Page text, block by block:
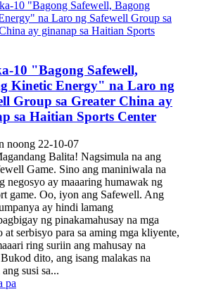
10 "Bagong Safewell,
Kinetic Energy" na Laro ng
Group sa Greater China ay
sa Haitian Sports Center
noong 22-10-07
Balita! Nagsimula na ang
Game. Sino ang maniniwala na
negosyo ay maaaring humawak ng
game. Oo, iyon ang Safewell. Ang
ay hindi lamang
ng pinakamahusay na mga
at serbisyo para sa aming mga kliyente,
ring suriin ang mahusay na
dito, ang isang malakas na
susi sa...
pa